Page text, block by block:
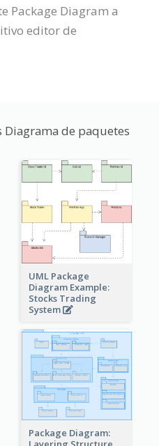
Package Diagram a
editor de
de paquetes
UML Package
Diagram Example:
Stocks Trading
System
Package Diagram: